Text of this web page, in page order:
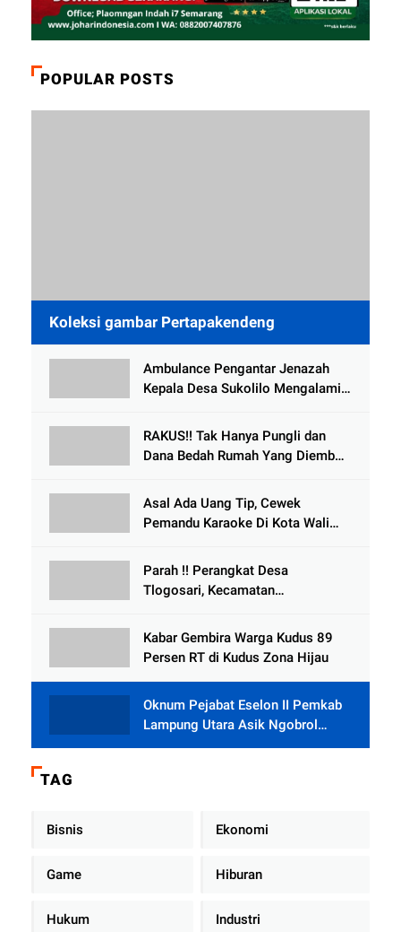
POPULAR POSTS
Koleksi gambar Pertapakendeng
Ambulance Pengantar Jenazah
Kepala Desa Sukolilo Mengalami
Meninggal Dunia
RAKUS!! Tak Hanya Pungli dan
Dana Bedah Rumah Yang Diembat,
Tlogowungu, di Duga
Selewengkan Bantuan Mushola
Asal Ada Uang Tip, Cewek
Pemandu Karaoke Di Kota Wali
Parah !! Perangkat Desa
Tlogosari, Kecamatan
Rumah dari BAZNAS
Kabar Gembira Warga Kudus 89
Persen RT di Kudus Zona Hijau
Oknum Pejabat Eselon II Pemkab
Lampung Utara Asik Ngobrol
Dengan Teman Kencan Wanitanya
TAG
Bisnis Ekonomi
Game Hiburan
Hukum Industri